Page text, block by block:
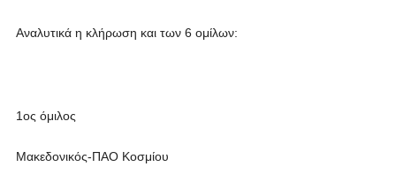
Αναλυτικά η κλήρωση και των 6 ομίλων:
1ος όμιλος
Μακεδονικός-ΠΑΟ Κοσμίου